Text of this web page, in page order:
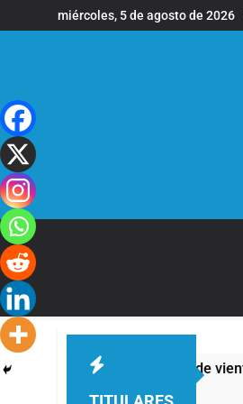
al
miércoles, 5 de agosto de 2026
y fuertes ráfagas de viento